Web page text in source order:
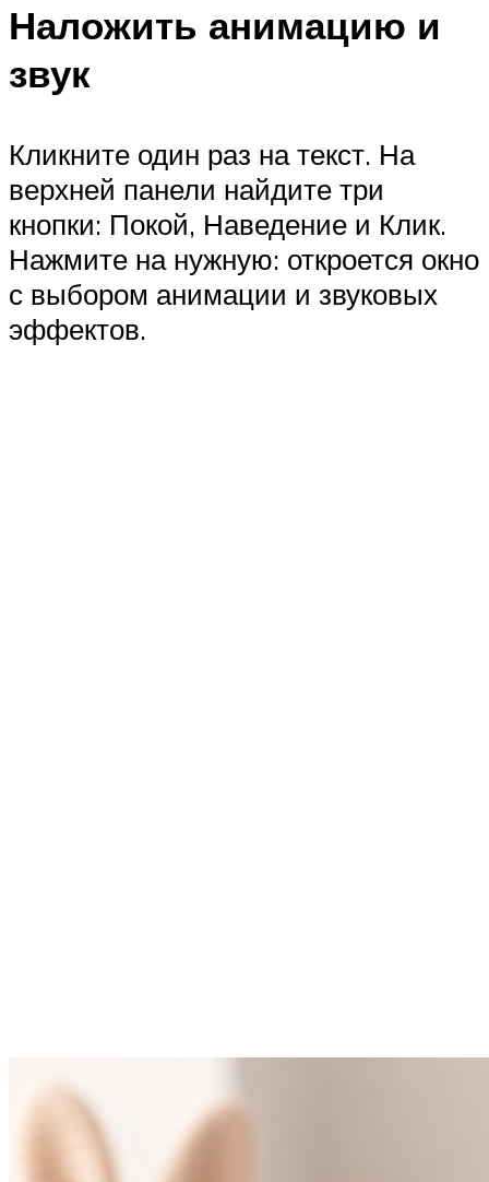
Наложить анимацию и
звук
Кликните один раз на текст. На
верхней панели найдите три
кнопки: Покой, Наведение и Клик.
Нажмите на нужную: откроется окно
с выбором анимации и звуковых
эффектов.